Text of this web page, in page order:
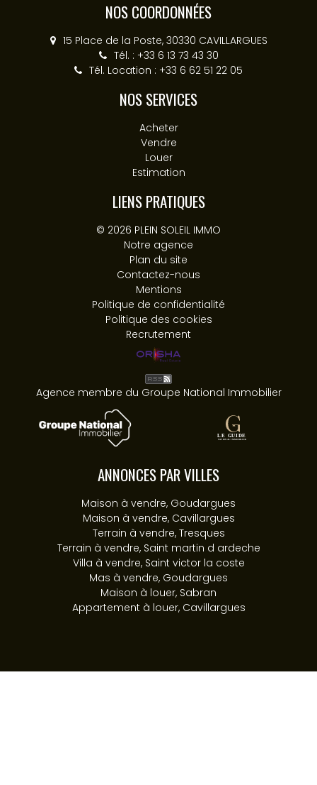
NOS COORDONNÉES
15 Place de la Poste, 30330 CAVILLARGUES
Tél. : +33 6 13 73 43 30
Tél. Location : +33 6 62 51 22 05
NOS SERVICES
Acheter
Vendre
Louer
Estimation
LIENS PRATIQUES
© 2026 PLEIN SOLEIL IMMO
Notre agence
Plan du site
Contactez-nous
Mentions
Politique de confidentialité
Politique des cookies
Recrutement
Agence membre du Groupe National Immobilier
ANNONCES PAR VILLES
Maison à vendre, Goudargues
Maison à vendre, Cavillargues
Terrain à vendre, Tresques
Terrain à vendre, Saint martin d ardeche
Villa à vendre, Saint victor la coste
Mas à vendre, Goudargues
Maison à louer, Sabran
Appartement à louer, Cavillargues